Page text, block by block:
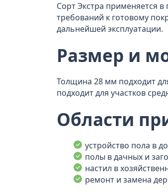
Сорт Экстра применяется
требований к готовому
дальнейшей эксплуатации.
Размер и
Толщина 28 мм подходит
подходит для участков
Области
устройство пола в
полы в дачных и
настил в
ремонт и замена